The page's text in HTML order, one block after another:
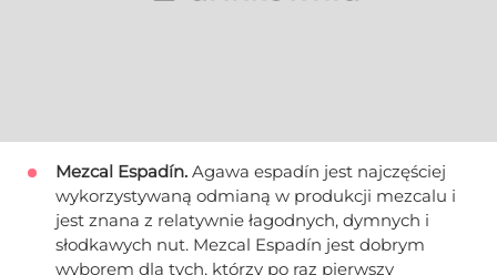
Mezcal Espadín. Agawa espadín jest najczęściej
wykorzystywaną odmianą w produkcji mezcalu i
jest znana z relatywnie łagodnych, dymnych i
słodkawych nut. Mezcal Espadín jest dobrym
wyborem dla tych, którzy po raz pierwszy